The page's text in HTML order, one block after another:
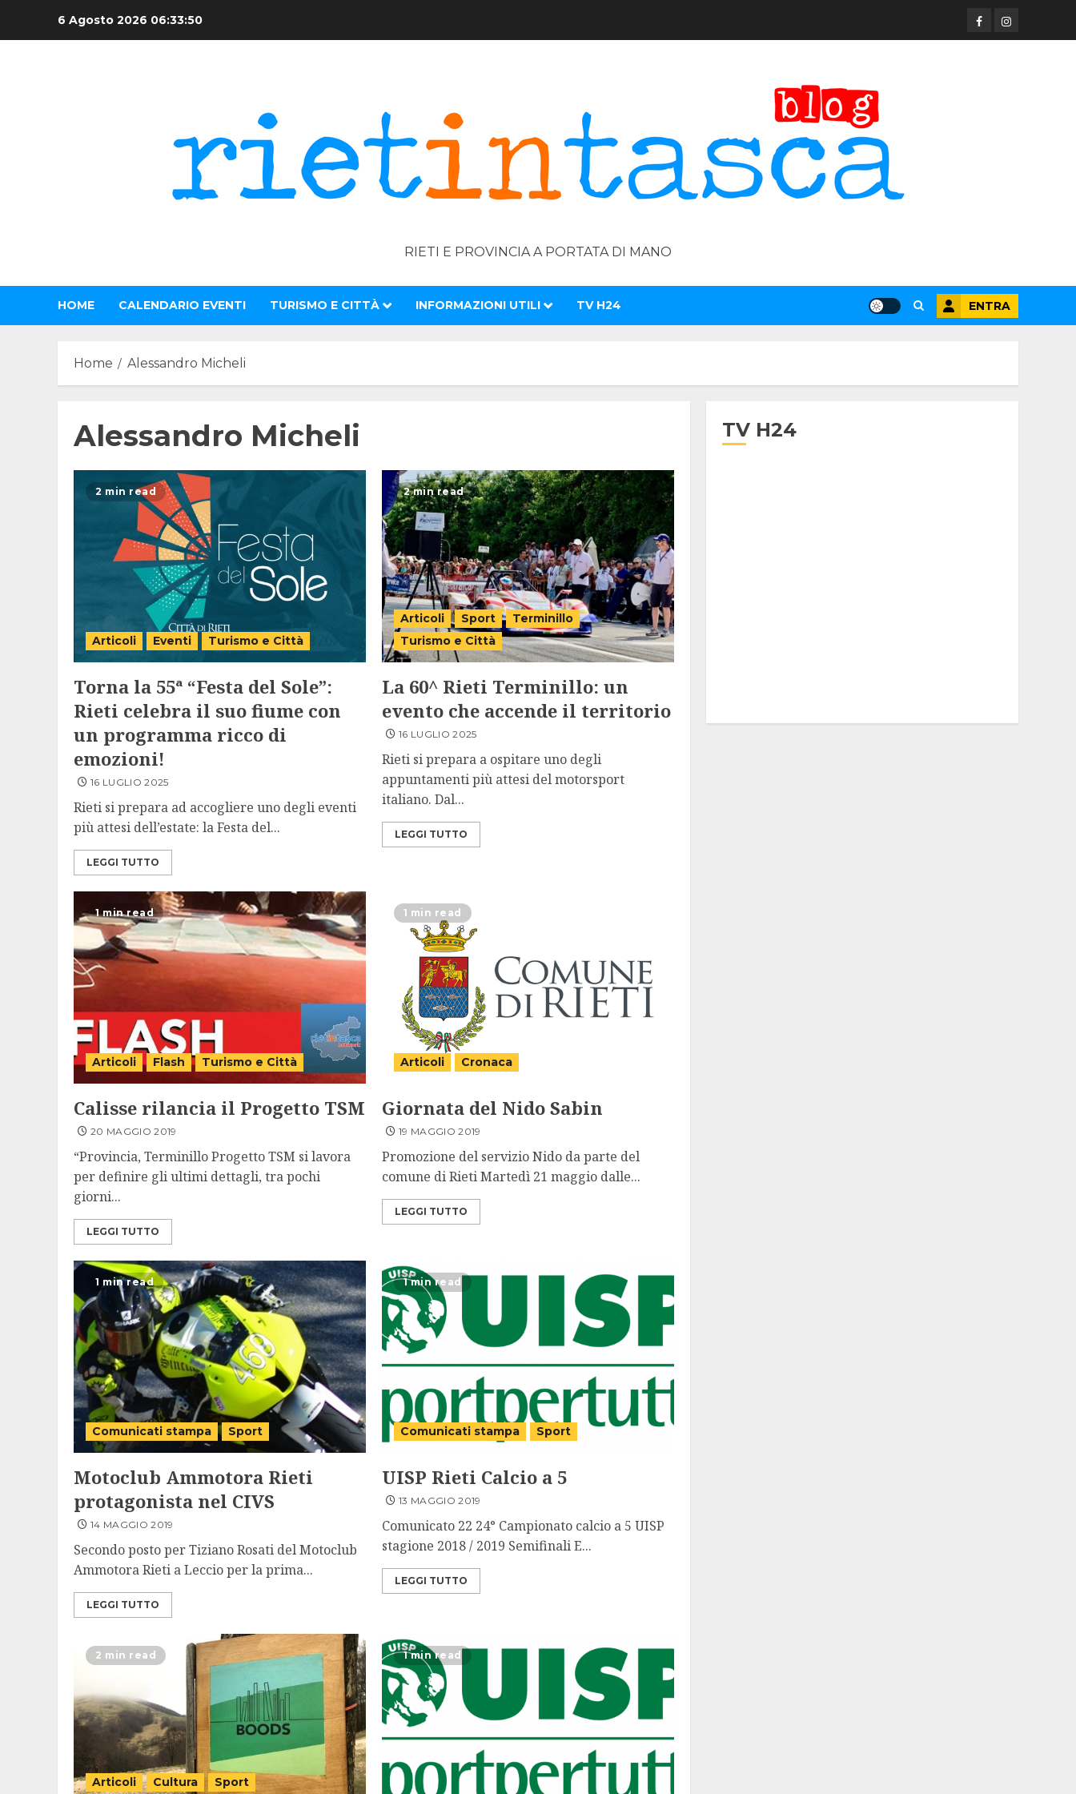
6 Agosto 2026 06:33:51 FacebookInstagram
RIETI E PROVINCIA A PORTATA DI MANO
HOME CALENDARIO EVENTI TURISMO E CITTÀ INFORMAZIONI UTILI TV H24 ENTRA
Home Alessandro Micheli
Alessandro Micheli
2 min read
Articoli Eventi Turismo e Città
Torna la 55ª “Festa del Sole”:
Rieti celebra il suo fiume con
un programma ricco di
emozioni!
16 LUGLIO 2025
Rieti si prepara ad accogliere uno degli eventi
più attesi dell’estate: la Festa del...
LEGGI TUTTO
2 min read
Articoli Sport
Terminillo
Turismo e Città
La 60^ Rieti Terminillo: un
evento che accende il territorio
16 LUGLIO 2025
Rieti si prepara a ospitare uno degli
appuntamenti più attesi del motorsport
italiano. Dal...
LEGGI TUTTO
1 min read
Articoli Flash Turismo e Città
Calisse rilancia il Progetto TSM
20 MAGGIO 2019
“Provincia, Terminillo Progetto TSM si lavora
per definire gli ultimi dettagli, tra pochi
giorni...
LEGGI TUTTO
1 min read
Articoli Cronaca
Giornata del Nido Sabin
19 MAGGIO 2019
Promozione del servizio Nido da parte del
comune di Rieti Martedì 21 maggio dalle...
LEGGI TUTTO
1 min read
Comunicati stampa Sport
Motoclub Ammotora Rieti
protagonista nel CIVS
14 MAGGIO 2019
Secondo posto per Tiziano Rosati del Motoclub
Ammotora Rieti a Leccio per la prima...
LEGGI TUTTO
1 min read
Comunicati stampa Sport
UISP Rieti Calcio a 5
13 MAGGIO 2019
Comunicato 22 24° Campionato calcio a 5 UISP
stagione 2018 / 2019 Semifinali E...
LEGGI TUTTO
2 min read
Articoli Cultura Sport
1 min read
TV H24